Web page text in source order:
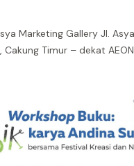
Marketing Gallery Jl.
Cakung Timur – dekat